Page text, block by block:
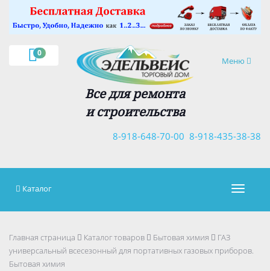
0
Навигация
Меню
Все для ремонта
и строительства
8-918-435-38-38
8-918-648-70-00
×
Каталог
Главная страница Каталог товаров Бытовая химия
ГАЗ
универсальный всесезонный для портативных газовых приборов.
Бытовая химия